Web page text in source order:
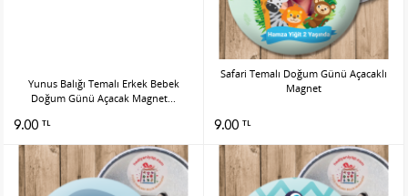
Yunus Balığı Temalı Erkek Bebek
Doğum Günü Açacak Magnet...
9.00 TL
Safari Temalı Doğum Günü Açacaklı
Magnet
9.00 TL